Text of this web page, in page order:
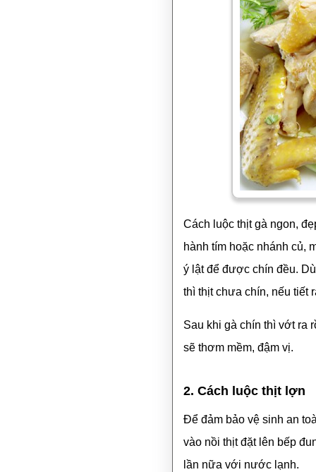
Cách luộc thịt gà ngon,
hành tím hoặc nhánh củ,
ý lật để được chín đều.
thì thịt chưa chín, nếu tiết
Sau khi gà chín thì vớt ra
sẽ thơm mềm, đậm vị.
2. Cách luộc thịt lợn
Để đảm bảo vệ sinh an
vào nồi thịt đặt lên bếp
lần nữa với nước lạnh.